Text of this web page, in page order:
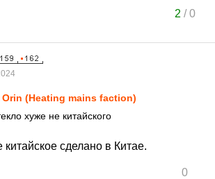
2 /0
Orin (Heating mains faction)
хуже не китайского
сделано в Китае.
0